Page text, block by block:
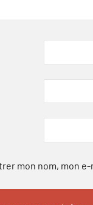
mon nom, mon